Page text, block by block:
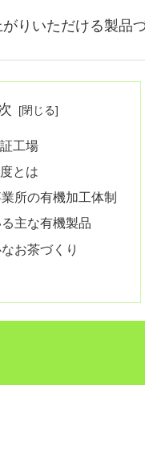
りいただける製品
工場
とは
所の有機加工体制
主な有機製品
お茶づくり